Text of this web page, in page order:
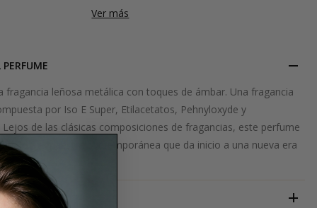
Ver más
fragancia leñosa metálica con toques de ámbar. Una fragancia
por Iso E Super, Etilacetatos, Pehnyloxyde y
de las clásicas composiciones de fragancias, este perfume
una obra maestra contemporánea que da inicio a una nueva era
AETHER